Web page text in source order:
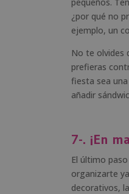
¿por qué no
ejemplo, un
No te olvides
prefieras
fiesta sea una
añadir
7-. ¡En
El último
organizarte
decorativos,